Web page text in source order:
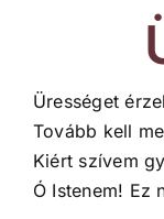
Ürességet
Tovább kell
Kiért szívem
Ó Istenem! Ez